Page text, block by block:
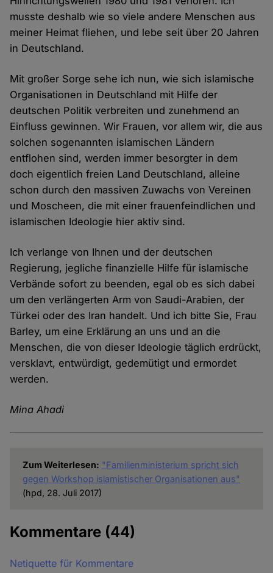
musste deshalb wie so viele andere Menschen aus
meiner Heimat fliehen, und lebe seit über 20 Jahren
in Deutschland.
Mit großer Sorge sehe ich nun, wie sich islamische
Organisationen in Deutschland mit Hilfe der
deutschen Politik verbreiten und zunehmend an
Einfluss gewinnen. Wir Frauen, vor allem wir, die aus
solchen sogenannten islamischen Ländern
entflohen sind, werden immer besorgter in dem
doch eigentlich freien Land Deutschland, alleine
schon durch den massiven Zuwachs von Vereinen
und Moscheen, die mit einer frauenfeindlichen und
islamischen Ideologie hier aktiv sind.
Ich verlange von Ihnen und der deutschen
Regierung, jegliche finanzielle Hilfe für islamische
Verbände sofort zu beenden, egal ob es sich dabei
um den verlängerten Arm von Saudi-Arabien, der
Türkei oder des Iran handelt. Und ich bitte Sie, Frau
Barley, um eine Erklärung an uns und an die
Menschen, die von dieser Ideologie täglich erdrückt,
versklavt, entwürdigt, gedemütigt und ermordet
werden.
Mina Ahadi
Zum Weiterlesen: "Familienministerium spricht sich
gegen Workshop islamistischer Organisationen aus"
(hpd, 28. Juli 2017)
Kommentare (44)
Netiquette für Kommentare